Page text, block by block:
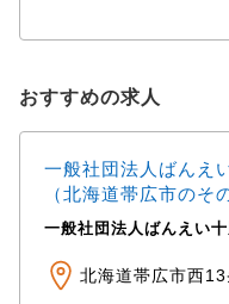
おすすめの求人
一般社団法人ばんえ
（北海道帯広市のそ
一般社団法人ばんえい
北海道帯広市西